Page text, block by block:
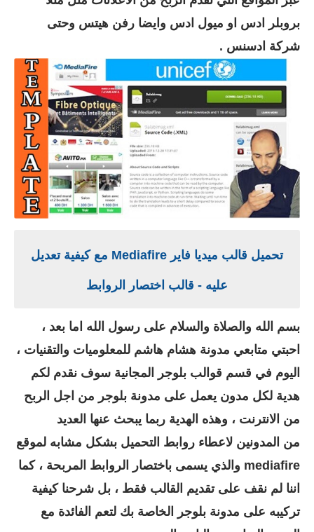
بروبلر ادس او ميول ادس وايضا رفن هيتس وحتى
شركة ادسنس .
تحميل قالب ميديا فاير Mediafire مع كيفية تعديل
عليه - قالب اختصار الروابط
بسم الله والصلاة والسلام على رسول الله اما بعد ،
احبتي متابعي مدونة هشام هاشم للمعلوميات والتقنيات ،
اليوم في قسم قوالب بلوجر المجانية سوف نقدم لكم
هدية لكل مدون يعمل على مدونة بلوجر من اجل الربح
من الانترنت ، وهذه الهدية ربما يبحث عنها العديد
من المدونين لاعطاء روابط التحميل بشكل مشابه لموقع
mediafire والذي يسمى باختصار الروابط المربحة ، كما
اننا لم نقف على تقديم القالب فقط ، بل شرحنا كيفية
تركيبه على مدونة بلوجر الخاصة بك لتعم الفائدة مع